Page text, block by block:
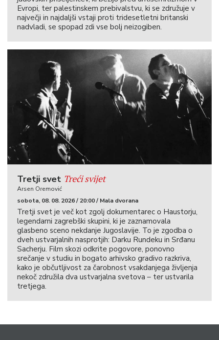
Evropi, ter palestinskem prebivalstvu, ki se združuje v
največji in najdaljši vstaji proti tridesetletni britanski
nadvladi, se spopad zdi vse bolj neizogiben.
Tretji svet Treći svijet
Arsen Oremović
sobota, 08. 08. 2026 / 20:00 / Mala dvorana
Tretji svet je več kot zgolj dokumentarec o Haustorju,
legendarni zagrebški skupini, ki je zaznamovala
glasbeno sceno nekdanje Jugoslavije. To je zgodba o
dveh ustvarjalnih nasprotjih: Darku Rundeku in Srđanu
Sacherju. Film skozi odkrite pogovore, ponovno
srečanje v studiu in bogato arhivsko gradivo razkriva,
kako je občutljivost za čarobnost vsakdanjega življenja
nekoč združila dva ustvarjalna svetova – ter ustvarila
tretjega.